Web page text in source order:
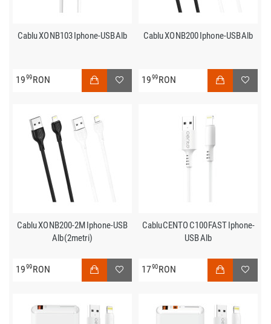
Cablu XO NB103 Iphone-USB Alb
1999RON
Cablu XO NB200 Iphone-USB Alb
1999RON
Cablu XO NB200-2M Iphone-USB
Alb (2metri)
1999RON
Cablu CENTO C100 FAST Iphone-
USB Alb
1790RON